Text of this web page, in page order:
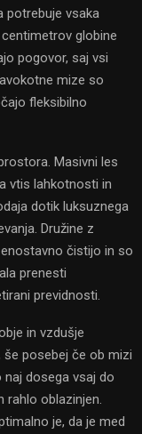
potrebuje vsaka
globine
pogovor, saj vsi
mize so
fleksibilno
Masivni les
vtis lahkotnosti in
dotik luksuznega
Družine z
čistijo in so
prenesti
previdnosti.
in vzdušje
posebej če ob mizi
dosega vsaj do
rahlo oblazinjen.
je, da je med